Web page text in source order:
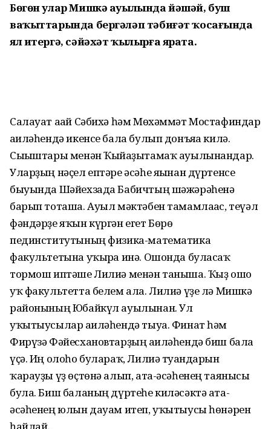
Бөгөн улар Мишкә ауылында йәшәй, буш
ваҡыттарында бергәләп тәбиғәт ҡосағында
ял итергә, сәйәхәт ҡылырға ярата.
Салауат ағай Сәбихә һәм Мөхәммәт Мостафиндар
ғаиләһендә икенсе бала булып донъяға килә.
Сығыштары менән Ҡыйғаҙытамаҡ ауылынандар.
Уларҙың нәҫел ептәре әсәһе яғынан дүртенсе
быуында Шәйехзада Бабичтың шәжәрәһенә
барып тоташа. Ауыл мәктәбен тамамлағас, теүәл
фәндәрҙе яҡын күргән егет Бөрө
пединститутының физика-математика
факультетына уҡырға инә. Ошонда буласаҡ
тормош иптәше Лилиә менән таныша. Ҡыҙ ошо
уҡ факультетта белем ала. Лилиә үҙе лә Мишкә
районының Юбайкүл ауылынан. Ул
уҡытыусылар ғаиләһендә тыуа. Финат һәм
Фирүзә Фәйесхановтарҙың ғаиләһендә биш бала
үҫә. Иң олоһо булараҡ, Лилиә туғандарын
ҡарауҙы үҙ өҫтөнә алып, ата-әсәһенең таянысы
була. Биш баланың дүртеһе киләсәктә ата-
әсәһенең юлын дауам итеп, уҡытыусы һөнәрен